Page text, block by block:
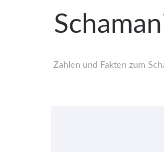
Zahlen und Fakten zum